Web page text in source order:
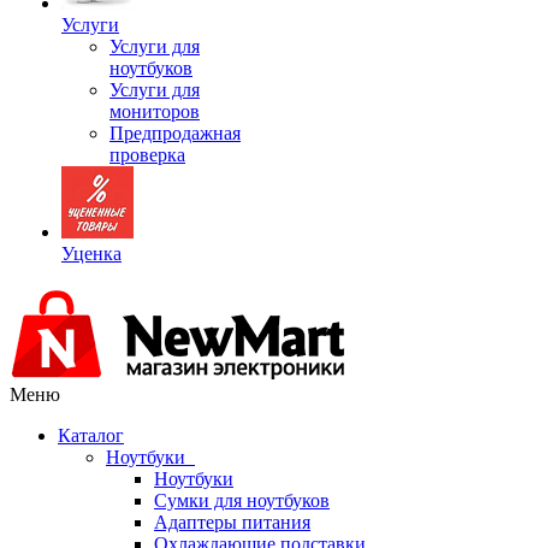
Услуги
Услуги для
ноутбуков
Услуги для
мониторов
Предпродажная
проверка
Уценка
Меню
Каталог
Ноутбуки
Ноутбуки
Сумки для ноутбуков
Адаптеры питания
Охлаждающие подставки